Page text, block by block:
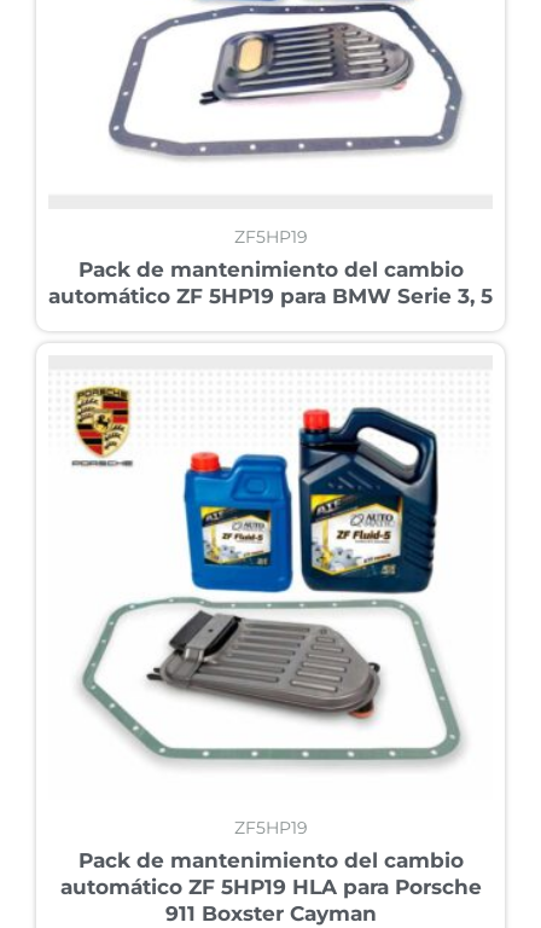
ZF5HP19
Pack de mantenimiento del cambio
automático ZF 5HP19 para BMW Serie 3, 5
ZF5HP19
Pack de mantenimiento del cambio
automático ZF 5HP19 HLA para Porsche
911 Boxster Cayman